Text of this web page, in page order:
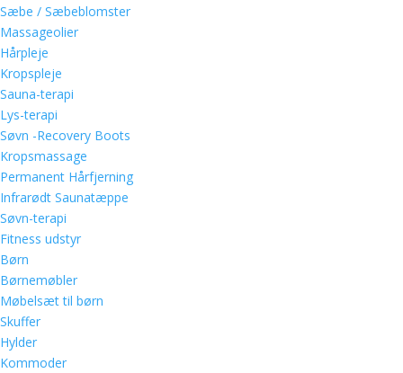
Sæbe / Sæbeblomster
Massageolier
Hårpleje
Kropspleje
Sauna-terapi
Lys-terapi
Søvn -Recovery Boots
Kropsmassage
Permanent Hårfjerning
Infrarødt Saunatæppe
Søvn-terapi
Fitness udstyr
Børn
Børnemøbler
Møbelsæt til børn
Skuffer
Hylder
Kommoder